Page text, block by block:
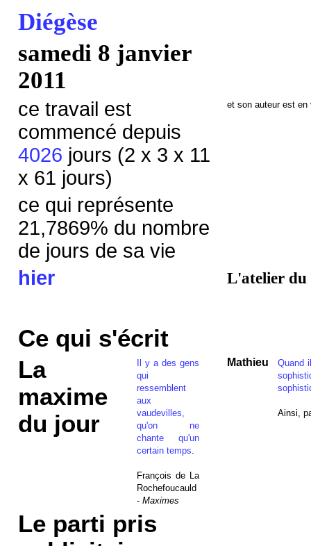
Diégèse
samedi 8 janvier
2011
ce travail est
commencé depuis
4026 jours (2 x 3 x 11
x 61 jours)
et son auteur est
ce qui représente
21,7869% du nombre
de jours de sa vie
hier
L'atelier du
Ce qui s'écrit
La
maxime
du jour
Il y a des gens
qui
ressemblent
aux
vaudevilles,
qu'on ne
chante qu'un
certain temps.
François de La
Rochefoucauld
- Maximes
Mathieu
Quand
Ainsi,
Le parti pris